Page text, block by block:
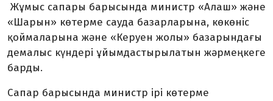
Жұмыс сапары барысында министр «Алаш» және
«Шарын» көтерме сауда базарларына, көкөніс
қоймаларына және «Керуен жолы» базарындағы
демалыс күндері ұйымдастырылатын жәрмеңкеге
барды.
Сапар барысында министр ірі көтерме